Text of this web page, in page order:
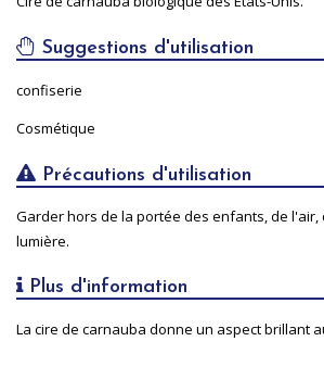
Suggestions d'utilisation
confiserie
Cosmétique
Précautions d'utilisation
Garder hors de la portée des enfants, de l'air,
lumière.
Plus d'information
La cire de carnauba donne un aspect brillant